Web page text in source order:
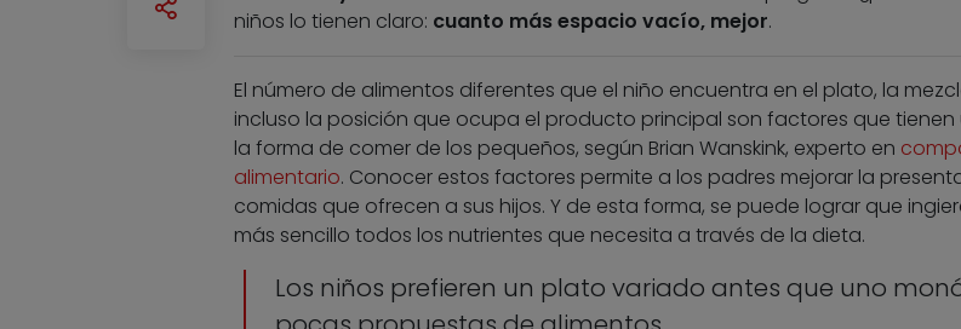
niños lo tienen claro: cuanto más espacio vacío, mejor.
El número de alimentos diferentes que el niño encuentra en el plato, la
incluso la posición que ocupa el producto principal son factores que
la forma de comer de los pequeños, según Brian Wanskink, experto en
alimentario. Conocer estos factores permite a los padres mejorar la
comidas que ofrecen a sus hijos. Y de esta forma, se puede lograr que
más sencillo todos los nutrientes que necesita a través de la dieta.
Los niños prefieren un plato variado antes que uno